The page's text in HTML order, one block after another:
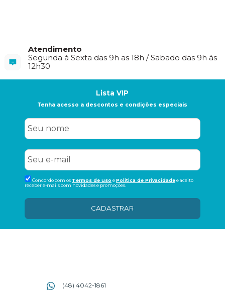
Atendimento
Segunda à Sexta das 9h as 18h / Sabado das 9h às
12h30
Lista VIP
Tenha acesso a descontos e condições especiais
Concordo com os Termos de uso ePolitica de Privacidadee aceito
receber e-mails com novidades e promoções.
CADASTRAR
(48) 4042-1861